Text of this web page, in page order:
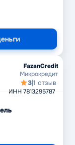
FazanCredit
Микрокредит
ИНН 7813295787
3|1 отзыв